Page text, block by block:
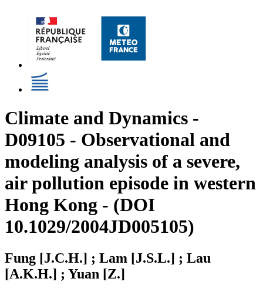
Climate and Dynamics -
D09105 - Observational and
modeling analysis of a severe,
air pollution episode in western
Hong Kong - (DOI
10.1029/2004JD005105)
Fung [J.C.H.] ; Lam [J.S.L.] ; Lau
[A.K.H.] ; Yuan [Z.]